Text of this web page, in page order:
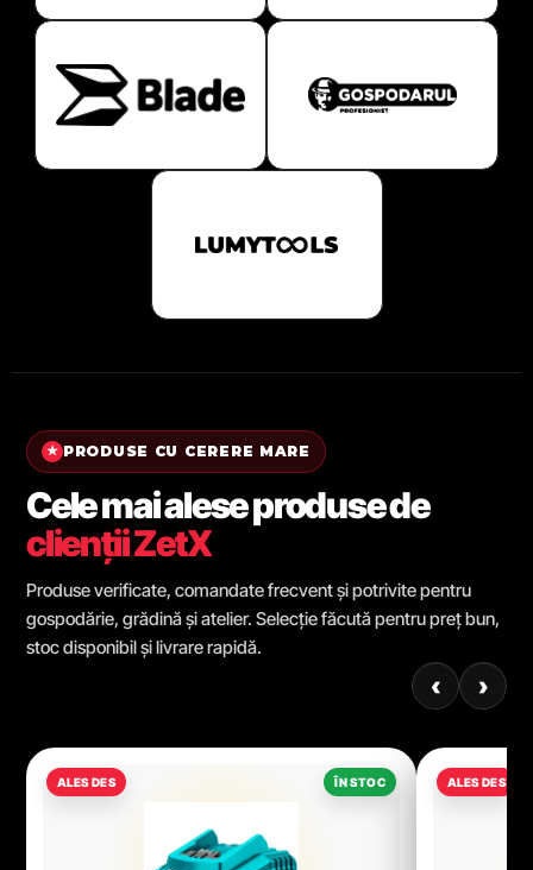
★ PRODUSE CU CERERE MARE
Cele mai alese produse de
clienții ZetX
Produse verificate, comandate frecvent și potrivite pentru
gospodărie, grădină și atelier. Selecție făcută pentru preț bun,
stoc disponibil și livrare rapidă.
‹ ›